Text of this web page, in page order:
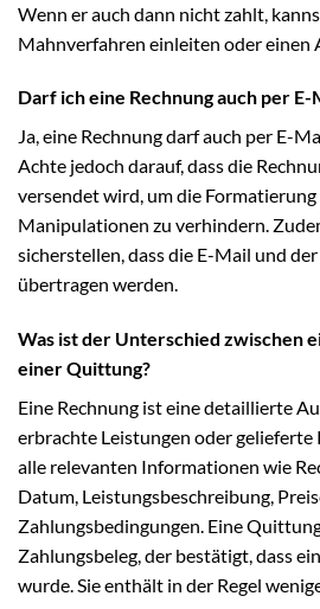
Wenn er auch dann nicht zahlt,
Mahnverfahren einleiten oder einen
Darf ich eine Rechnung auch per
Ja, eine Rechnung darf auch per E-
Achte jedoch darauf, dass die
versendet wird, um die
Manipulationen zu verhindern.
sicherstellen, dass die E-Mail und
übertragen werden.
Was ist der Unterschied zwischen
einer Quittung?
Eine Rechnung ist eine detaillierte
erbrachte Leistungen oder gelieferte
alle relevanten Informationen wie
Datum, Leistungsbeschreibung,
Zahlungsbedingungen. Eine
Zahlungsbeleg, der bestätigt, dass
wurde. Sie enthält in der Regel